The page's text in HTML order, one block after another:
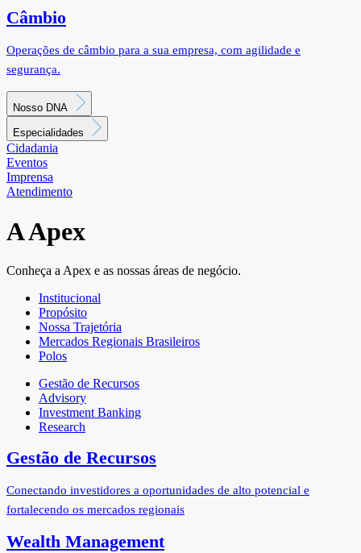
Câmbio
Operações de câmbio para a sua empresa, com agilidade e
segurança.
Nosso DNA
Especialidades
Cidadania
Eventos
Imprensa
Atendimento
A Apex
Conheça a Apex e as nossas áreas de negócio.
Institucional
Propósito
Nossa Trajetória
Mercados Regionais Brasileiros
Polos
Gestão de Recursos
Advisory
Investment Banking
Research
Gestão de Recursos
Conectando investidores a oportunidades de alto potencial e
fortalecendo os mercados regionais
Wealth Management